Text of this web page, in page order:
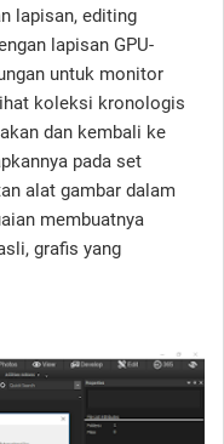
lapisan, editing
lapisan GPU-
untuk monitor
koleksi kronologis
dan kembali ke
pada set
alat gambar dalam
membuatnya
grafis yang